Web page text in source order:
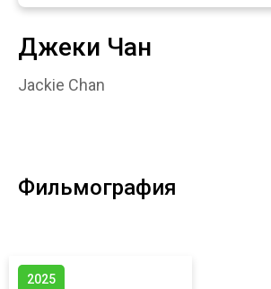
Джеки Чан
Jackie Chan
Фильмография
2025